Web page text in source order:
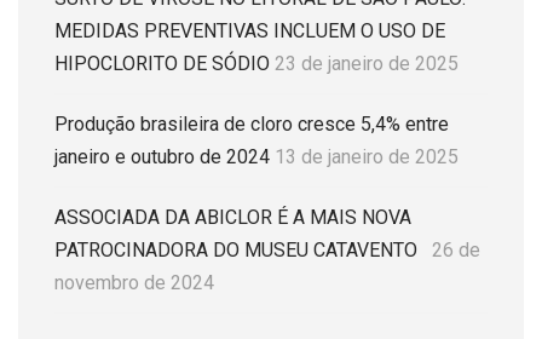
MEDIDAS PREVENTIVAS INCLUEM O USO DE
HIPOCLORITO DE SÓDIO 23 de janeiro de 2025
Produção brasileira de cloro cresce 5,4% entre
janeiro e outubro de 2024 13 de janeiro de 2025
ASSOCIADA DA ABICLOR É A MAIS NOVA
PATROCINADORA DO MUSEU CATAVENTO
26 de
novembro de 2024